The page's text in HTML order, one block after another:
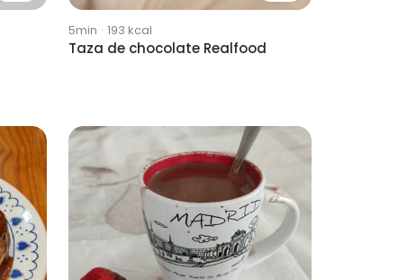
5min · 193 kcal
Taza de chocolate Realfood